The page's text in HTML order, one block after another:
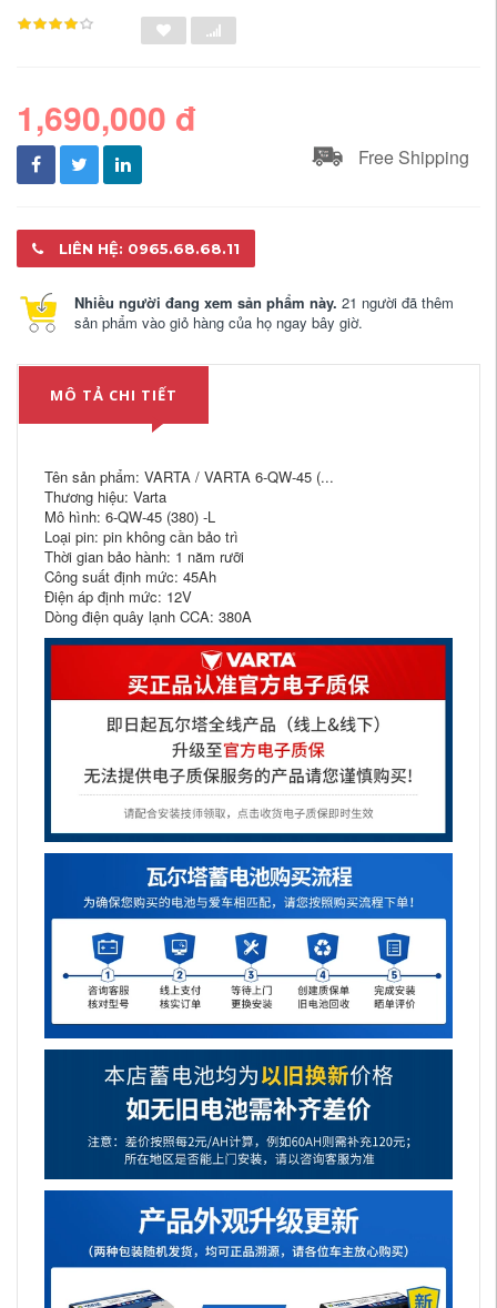
1,690,000 đ
Free Shipping
LIÊN HỆ: 0965.68.68.11
Nhiều người đang xem sản phẩm này. 21 người đã thêm
sản phẩm vào giỏ hàng của họ ngay bây giờ.
MÔ TẢ CHI TIẾT
Tên sản phẩm: VARTA / VARTA 6-QW-45 (...
Thương hiệu: Varta
Mô hình: 6-QW-45 (380) -L
Loại pin: pin không cần bảo trì
Thời gian bảo hành: 1 năm rưỡi
Công suất định mức: 45Ah
Điện áp định mức: 12V
Dòng điện quây lạnh CCA: 380A